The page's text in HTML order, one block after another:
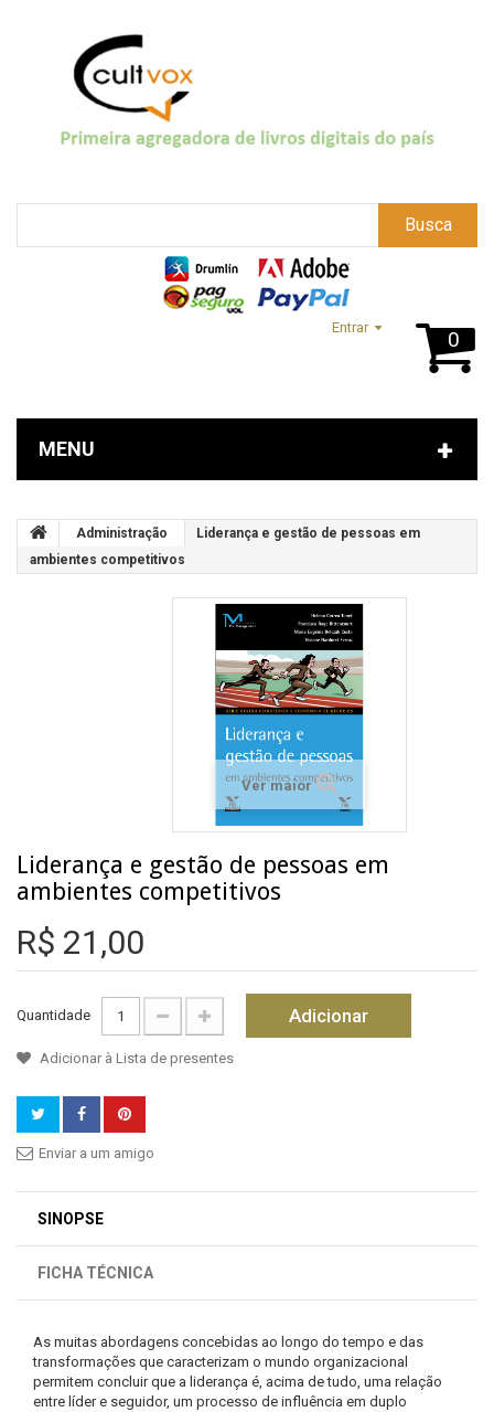
Busca
0
Entrar
MENU
Administração
Liderança e gestão de pessoas em
ambientes competitivos
Ver maior
Liderança e gestão de pessoas em
ambientes competitivos
R$ 21,00
Quantidade Adicionar
Adicionar à Lista de presentes
Enviar a um amigo
SINOPSE
FICHA TÉCNICA
As muitas abordagens concebidas ao longo do tempo e das
transformações que caracterizam o mundo organizacional
permitem concluir que a liderança é, acima de tudo, uma relação
entre líder e seguidor, um processo de influência em duplo